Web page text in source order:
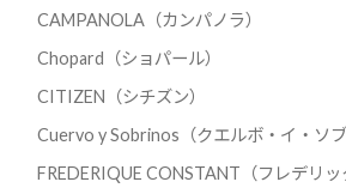
CAMPANOLA（カンパノラ）
Chopard（ショパール）
CITIZEN（シチズン）
Cuervo y Sobrinos（クエルボ・イ・ソブ
FREDERIQUE CONSTANT（フレデリッ